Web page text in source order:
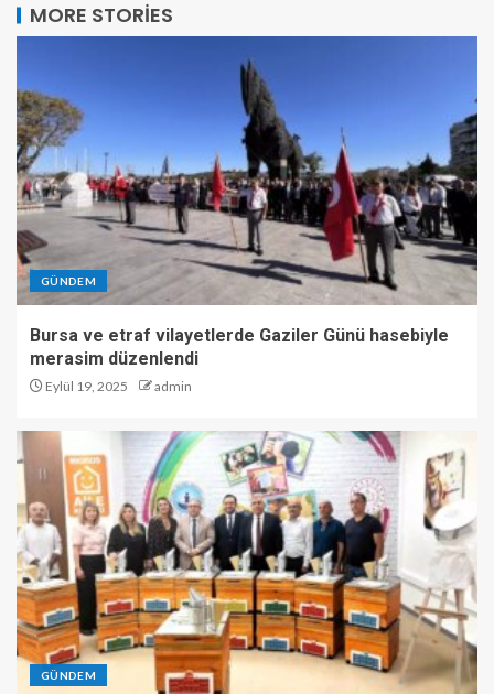
MORE STORIES
GÜNDEM
Bursa ve etraf vilayetlerde Gaziler Günü hasebiyle
merasim düzenlendi
Eylül 19, 2025 admin
GÜNDEM